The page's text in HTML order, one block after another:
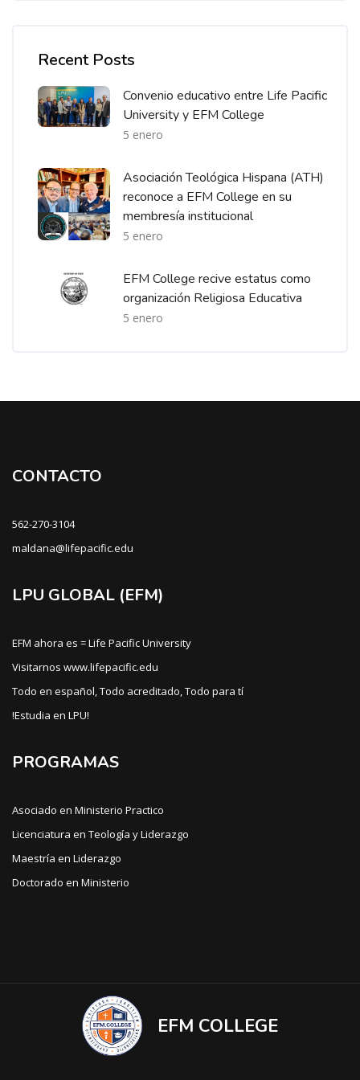
Recent Posts
Convenio educativo entre Life Pacific
University y EFM College
5 enero
Asociación Teológica Hispana (ATH)
reconoce a EFM College en su
membresía institucional
5 enero
EFM College recive estatus como
organización Religiosa Educativa
5 enero
CONTACTO
562-270-3104
maldana@lifepacific.edu
LPU GLOBAL (EFM)
EFM ahora es = Life Pacific University
Visitarnos www.lifepacific.edu
Todo en español, Todo acreditado, Todo para tí
!Estudia en LPU!
PROGRAMAS
Asociado en Ministerio Practico
Licenciatura en Teología y Liderazgo
Maestría en Liderazgo
Doctorado en Ministerio
EFM COLLEGE